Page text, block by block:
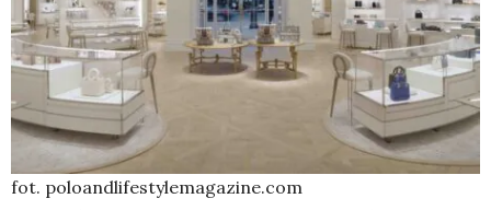
fot. poloandlifestylemagazine.com